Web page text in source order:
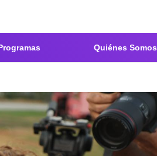
Quiénes Somos